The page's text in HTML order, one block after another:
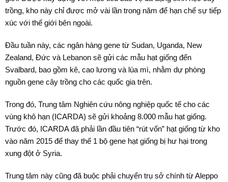
trồng, kho này chỉ được mở vài lần trong năm để hạn chế sự tiếp
xúc với thế giới bên ngoài.
Đầu tuần này, các ngân hàng gene từ Sudan, Uganda, New
Zealand, Đức và Lebanon sẽ gửi các mẫu hạt giống đến
Svalbard, bao gồm kê, cao lương và lúa mì, nhằm dự phòng
nguồn gene cây trồng cho các quốc gia trên.
Trong đó, Trung tâm Nghiên cứu nông nghiệp quốc tế cho các
vùng khô hạn (ICARDA) sẽ gửi khoảng 8.000 mẫu hạt giống.
Trước đó, ICARDA đã phải lần đầu tiên “rút vốn” hạt giống từ kho
vào năm 2015 để thay thế 1 bộ gene hạt giống bị hư hại trong
xung đột ở Syria.
Trung tâm này cũng đã buộc phải chuyển trụ sở chính từ Aleppo